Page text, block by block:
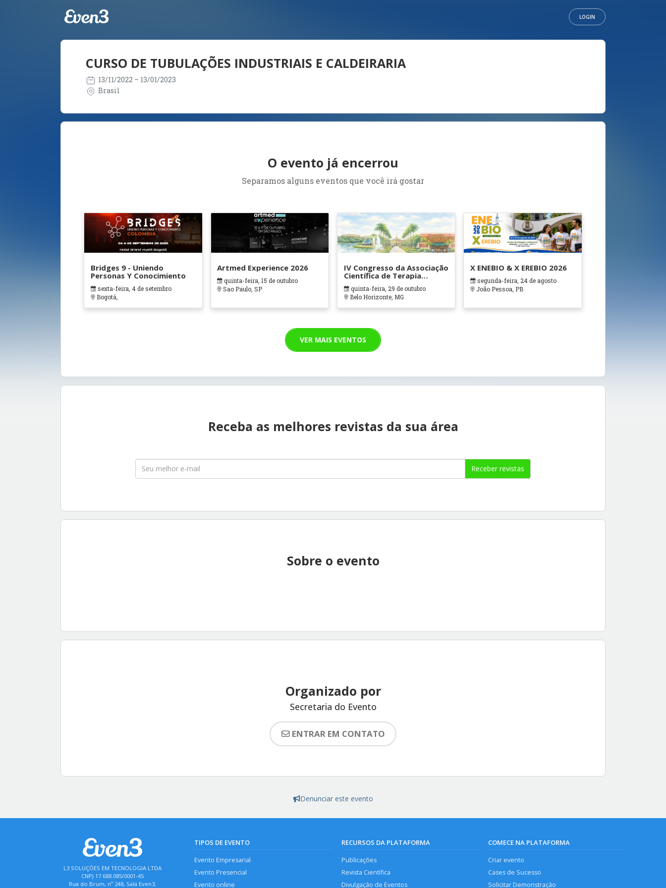
LOGIN
CURSO DE TUBULAÇÕES INDUSTRIAIS E CALDEIRARIA
13/11/2022 – 13/01/2023
Brasil
O evento já encerrou
Separamos alguns eventos que você irá gostar
Bridges 9 - Uniendo
Personas Y Conocimiento
sexta-feira, 4 de setembro
Bogotá,
Artmed Experience 2026
quinta-feira, 15 de outubro
Sao Paulo, SP
IV Congresso da Associação
Científica de Terapia
Ocupacional em Contextos
Hospitalares e Cuidados
Paliativos - ATOHOSP
quinta-feira, 29 de outubro
Belo Horizonte, MG
X ENEBIO & X EREBIO 2026
segunda-feira, 24 de agosto
João Pessoa, PB
VER MAIS EVENTOS
Receba as melhores revistas da sua área
Receber revistas
Sobre o evento
Organizado por
Secretaria do Evento
ENTRAR EM CONTATO
Denunciar este evento
L3 SOLUÇÕES EM TECNOLOGIA LTDA
CNPJ 17.688.085/0001-45
Rua do Brum, nº 248, Sala Even3,
TIPOS DE EVENTO
Evento Empresarial
Evento Presencial
Evento online
RECURSOS DA PLATAFORMA
Publicações
Revista Científica
Divulgação de Eventos
COMECE NA PLATAFORMA
Criar evento
Cases de Sucesso
Solicitar Demonstração